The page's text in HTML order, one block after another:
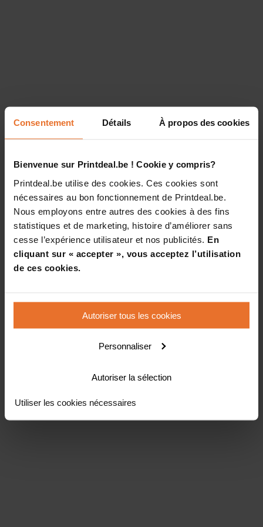
Consentement Détails À propos des cookies
Bienvenue sur Printdeal.be ! Cookie y compris?
Printdeal.be utilise des cookies. Ces cookies sont
nécessaires au bon fonctionnement de Printdeal.be.
Nous employons entre autres des cookies à des fins
statistiques et de marketing, histoire d’améliorer sans
cesse l’expérience utilisateur et nos publicités. En
cliquant sur « accepter », vous acceptez l’utilisation
de ces cookies.
Autoriser tous les cookies
Personnaliser
Autoriser la sélection
Utiliser les cookies nécessaires